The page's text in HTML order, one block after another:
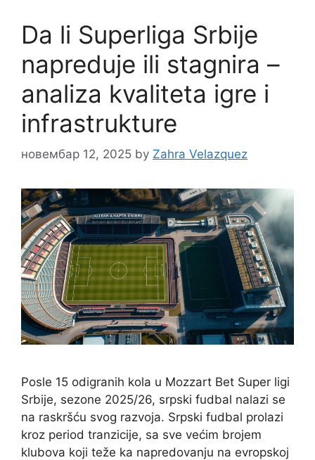
Da li Superliga Srbije
napreduje ili stagnira –
analiza kvaliteta igre i
infrastrukture
новембар 12, 2025 by Zahra Velazquez
Posle 15 odigranih kola u Mozzart Bet Super ligi
Srbije, sezone 2025/26, srpski fudbal nalazi se
na raskršću svog razvoja. Srpski fudbal prolazi
kroz period tranzicije, sa sve većim brojem
klubova koji teže ka napredovanju na evropskoj